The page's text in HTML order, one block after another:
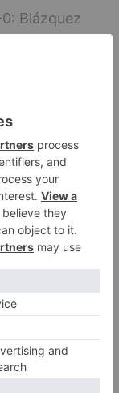
Blázquez
de Castilla
amarilla a
Ávila y a
parte del
a Isma
Pablo del
CF.
la Copa